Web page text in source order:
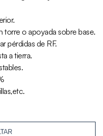
o apoyada sobre base.
pérdidas de RF.
a tierra.